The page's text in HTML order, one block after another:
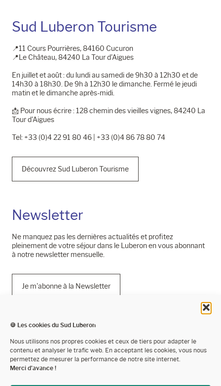
🍪 Les cookies du Sud Luberon
Nous utilisons nos propres cookies et ceux de tiers pour adapter le
contenu et analyser le trafic web. En acceptant les cookies, vous nous
permettez de mesurer la performance de notre site internet.
Merci d'avance !
Sud Luberon Tourisme
📍11 Cours Pourrières, 84160 Cucuron
📍Le Château, 84240 La Tour d'Aigues
En juillet et août : du lundi au samedi de 9h30 à 12h30 et de
14h30 à 18h30. De 9h à 12h30 le dimanche. Fermé le jeudi
matin et le dimanche après-midi.
📩​ Pour nous écrire : 128 chemin des vieilles vignes, 84240 La
Tour d'Aigues
Tel: +33 (0)4 22 91 80 46 | +33 (0)4 86 78 80 74
Découvrez Sud Luberon Tourisme
Newsletter
Ne manquez pas les dernières actualités et profitez
pleinement de votre séjour dans le Luberon en vous abonnant
à notre newsletter mensuelle.
Je m'abonne à la Newsletter
Mentions légales
Politique de confidentialité